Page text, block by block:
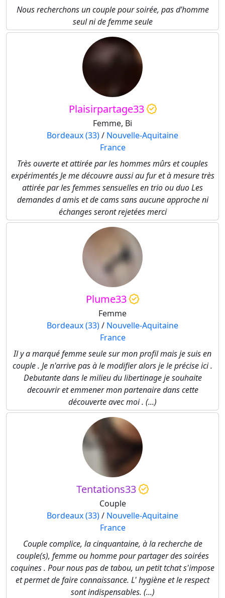
Nous recherchons un couple pour soirée, pas d’homme
seul ni de femme seule
Plaisirpartage33
Femme, Bi
Bordeaux (33)/ Nouvelle-Aquitaine
France
Très ouverte et attirée par les hommes mûrs et couples
expérimentés Je me découvre aussi au fur et à mesure très
attirée par les femmes sensuelles en trio ou duo Les
demandes d amis et de cams sans aucune approche ni
échanges seront rejetées merci
Plume33
Femme
Bordeaux (33)/ Nouvelle-Aquitaine
France
Il y a marqué femme seule sur mon profil mais je suis en
couple . Je n'arrive pas à le modifier alors je le précise ici .
Debutante dans le milieu du libertinage je souhaite
decouvrir et emmener mon partenaire dans cette
découverte avec moi . (...)
Tentations33
Couple
Bordeaux (33)/ Nouvelle-Aquitaine
France
Couple complice, la cinquantaine, à la recherche de
couple(s), femme ou homme pour partager des soirées
coquines . Pour nous pas de tabou, un petit tchat s'impose
et permet de faire connaissance. L' hygiène et le respect
sont indispensables. (...)